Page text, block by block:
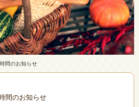
索
間のお知らせ
間のお知らせ